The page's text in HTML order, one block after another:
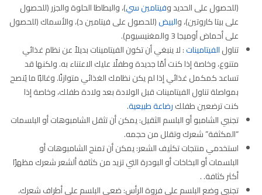
(للحصول على الحديد وفيتامين سي)، والبطاطا الحلوة والجزر (للحصول
على بيتا كاروتين)، والبيض(للحصول على فيتامين د)، والأسماك (للحصول
على أحماض أوميجا 3 والمغنيسيوم).
تناولالفيتامينات: لا ينبغي أن تكون الفيتامينات بديلاً عن نظام غذائي
متنوع، وخاصة إذا كنت أمًا جديدة وطفلًا عليك الاعتناء به. ولكنها قد
تساعد كمكمل غذائي إذا لم يكن نظامك الغذائي متوازنًا. وغالبًا ما يُنصح
بمواصلة تناول الفيتامينات قبل الولادة بعد ولادة طفلك، وخاصة إذا
كنت ترضعين طفلكرضاعة طبيعية.
تجنبي الشامبو أو البلسم الثقيل: يمكن أن تثقل الشامبوهات أو البلسمات
“المكثفة” شعرك وتقلل من حجمه.
استخدمي منتجات تكثيف الشعر: يمكن أن تمنح الشامبوهات أو
البلسمات أو البخاخات أو البودرة التي تزيد من كثافة ألشعر شعرك مظهرًا
أكثر كثافة. .
تجنبي وضع البلسم على فروة الرأس: ضعي البلسم على أطراف شعرك،